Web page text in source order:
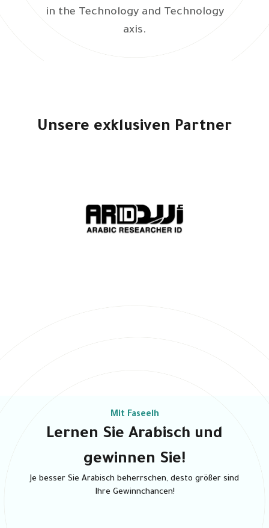
in the Technology and Technology
axis.
Unsere exklusiven Partner
Mit Faseelh
Lernen Sie Arabisch und
gewinnen Sie!
Je besser Sie Arabisch beherrschen, desto größer sind
Ihre Gewinnchancen!